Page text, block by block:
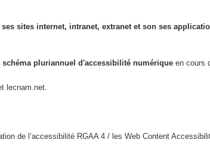
ses sites internet, intranet, extranet et son ses
schéma pluriannuel d'accessibilité numérique en cours
lecnam.net.
de l’accessibilité RGAA 4 / les Web Content